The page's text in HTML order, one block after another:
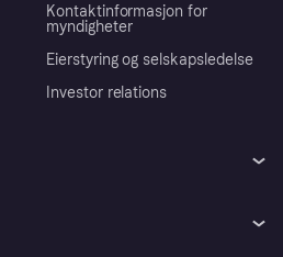
Kontaktinformasjon for
myndigheter
Eierstyring og selskapsledelse
Investor relations